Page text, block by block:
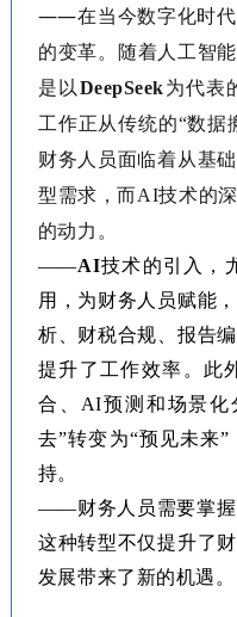
——在当今数字化时代
的变革。随着人工智
是以DeepSeek为代表
工作正从传统的“数据
财务人员面临着从基
型需求，而AI技术的
的动力。
——AI技术的引入，
用，为财务人员赋能
析、财税合规、报告
提升了工作效率。此
合、 AI预测和场景化
去”转变为“预见未来
持。
——财务人员需要掌握
这种转型不仅提升了
发展带来了新的机遇。